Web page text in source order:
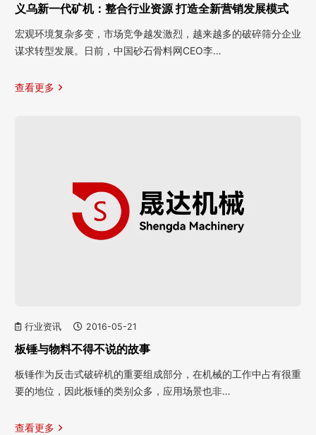
义乌新一代矿机：整合行业资源 打造全新营销发展模式
宏观环境复杂多变，市场竞争越发激烈，越来越多的破碎筛分企业
谋求转型发展。日前，中国砂石骨料网CEO李…
查看更多
行业资讯 2016-05-21
板锤与物料不得不说的故事
板锤作为反击式破碎机的重要组成部分，在机械的工作中占有很重
要的地位，因此板锤的类别众多，应用场景也非…
查看更多